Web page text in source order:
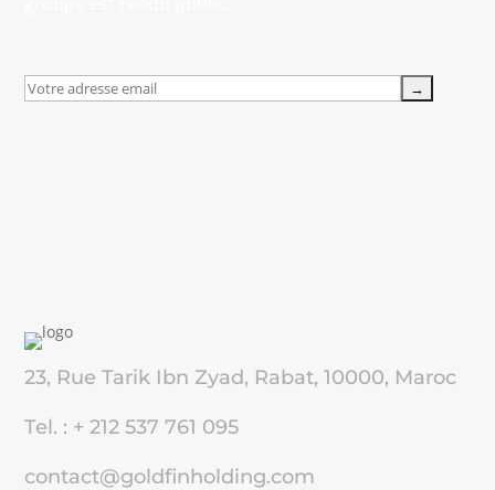
23, Rue Tarik Ibn Zyad, Rabat, 10000, Maroc
Tel. : + 212 537 761 095
contact@goldfinholding.com